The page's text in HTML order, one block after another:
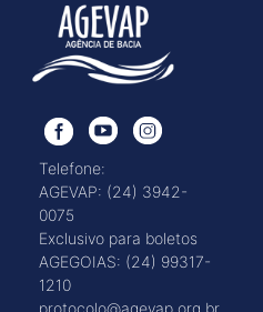
Telefone:
AGEVAP: (24) 3942-
0075
Exclusivo para boletos
AGEGOIAS: (24) 99317-
1210
protocolo@agevap.org.br